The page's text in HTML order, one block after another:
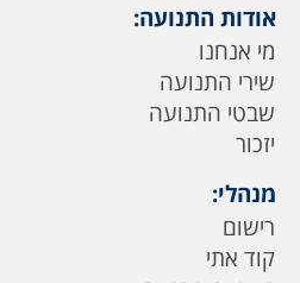
אודות התנועה:
מי אנחנו
שירי התנועה
שבטי התנועה
יזכור
מנהלי:
רישום
קוד אתי